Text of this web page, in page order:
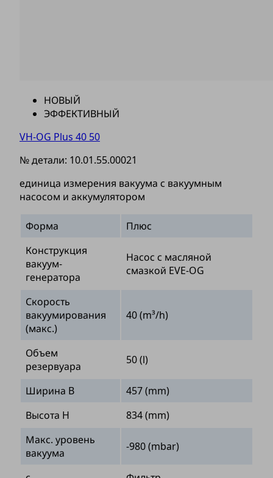
НОВЫЙ
ЭФФЕКТИВНЫЙ
VH-OG Plus 40 50
№ детали: 10.01.55.00021
единица измерения вакуума с вакуумным
насосом и аккумулятором
Форма
Плюс
Конструкция
вакуум-
генератора
Насос с масляной
смазкой EVE-OG
Скорость
вакуумирования
(макс.)
40 (m³/h)
Объем
резервуара
50 (l)
Ширина B
457 (mm)
Высота H
834 (mm)
Макс. уровень
вакуума
-980 (mbar)